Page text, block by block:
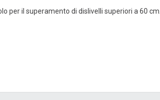
per il superamento di dislivelli superiori a 60